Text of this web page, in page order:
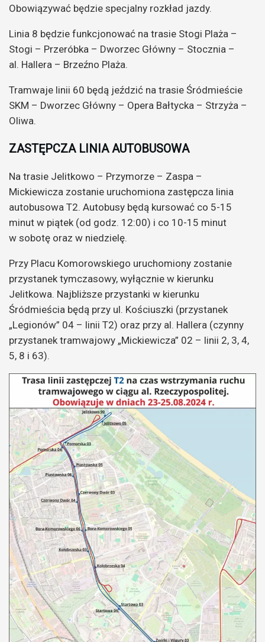
Obowiązywać będzie specjalny rozkład jazdy.
Linia 8 będzie funkcjonować na trasie Stogi Plaża –
Stogi – Przeróbka – Dworzec Główny – Stocznia –
al. Hallera – Brzeźno Plaża.
Tramwaje linii 60 będą jeździć na trasie Śródmieście
SKM – Dworzec Główny – Opera Bałtycka – Strzyża –
Oliwa.
ZASTĘPCZA LINIA AUTOBUSOWA
Na trasie Jelitkowo – Przymorze – Zaspa –
Mickiewicza zostanie uruchomiona zastępcza linia
autobusowa T2. Autobusy będą kursować co 5-15
minut w piątek (od godz. 12:00) i co 10-15 minut
w sobotę oraz w niedzielę.
Przy Placu Komorowskiego uruchomiony zostanie
przystanek tymczasowy, wyłącznie w kierunku
Jelitkowa. Najbliższe przystanki w kierunku
Śródmieścia będą przy ul. Kościuszki (przystanek
„Legionów” 04 – linii T2) oraz przy al. Hallera (czynny
przystanek tramwajowy „Mickiewicza” 02 – linii 2, 3, 4,
5, 8 i 63).